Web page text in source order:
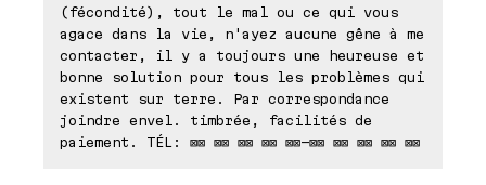
(fécondité), tout le mal ou ce qui vous
agace dans la vie, n'ayez aucune gêne à me
contacter, il y a toujours une heureuse et
bonne solution pour tous les problèmes qui
existent sur terre. Par correspondance
joindre envel. timbrée, facilités de
paiement. TÉL: ⊠⊠ ⊠⊠ ⊠⊠ ⊠⊠ ⊠⊠-⊠⊠ ⊠⊠ ⊠⊠ ⊠⊠ ⊠⊠